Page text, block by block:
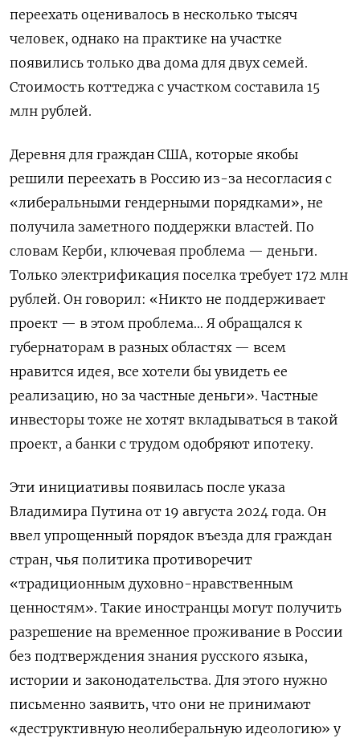
переехать оценивалось в несколько тысяч
человек, однако на практике на участке
появились только два дома для двух семей.
Стоимость коттеджа с участком составила 15
млн рублей.
Деревня для граждан США, которые якобы
решили переехать в Россию из-за несогласия с
«либеральными гендерными порядками», не
получила заметного поддержки властей. По
словам Керби, ключевая проблема — деньги.
Только электрификация поселка требует 172 млн
рублей. Он говорил: «Никто не поддерживает
проект — в этом проблема… Я обращался к
губернаторам в разных областях — всем
нравится идея, все хотели бы увидеть ее
реализацию, но за частные деньги». Частные
инвесторы тоже не хотят вкладываться в такой
проект, а банки с трудом одобряют ипотеку.
Эти инициативы появилась после указа
Владимира Путина от 19 августа 2024 года. Он
ввел упрощенный порядок въезда для граждан
стран, чья политика противоречит
«традиционным духовно-нравственным
ценностям». Такие иностранцы могут получить
разрешение на временное проживание в России
без подтверждения знания русского языка,
истории и законодательства. Для этого нужно
письменно заявить, что они не принимают
«деструктивную неолиберальную идеологию» у